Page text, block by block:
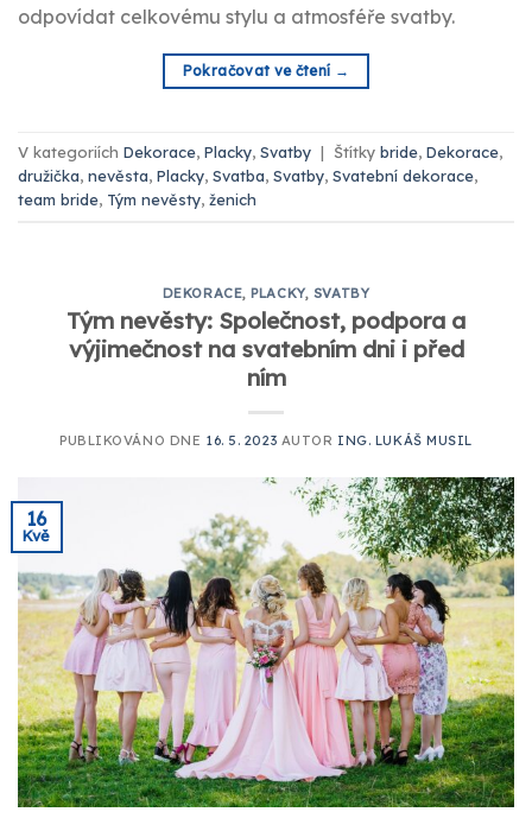
odpovídat celkovému stylu a atmosféře svatby.
Pokračovat ve čtení →
V kategoriích Dekorace, Placky, Svatby | Štítky bride, Dekorace,
družička, nevěsta, Placky, Svatba, Svatby, Svatební dekorace,
team bride, Tým nevěsty, ženich
DEKORACE,PLACKY, SVATBY
Tým nevěsty: Společnost, podpora a
výjimečnost na svatebním dni i před
ním
PUBLIKOVÁNO DNE 16. 5. 2023 AUTOR ING. LUKÁŠ MUSIL
16
Kvě